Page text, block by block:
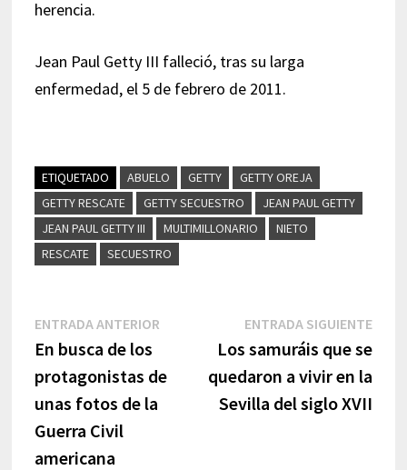
herencia.
Jean Paul Getty III falleció, tras su larga
enfermedad, el 5 de febrero de 2011.
ETIQUETADO ABUELO GETTY
GETTY OREJA
GETTY RESCATE
GETTY SECUESTRO
JEAN PAUL GETTY
JEAN PAUL GETTY III
MULTIMILLONARIO
NIETO
RESCATE
SECUESTRO
Navegación
de
entradas
ENTRADA ANTERIOREntrada
En busca de los
protagonistas de
unas fotos de la
Guerra Civil
americana
ENTRADA SIGUIENTE
Los samuráis que se
quedaron a vivir en la
Sevilla del siglo XVII